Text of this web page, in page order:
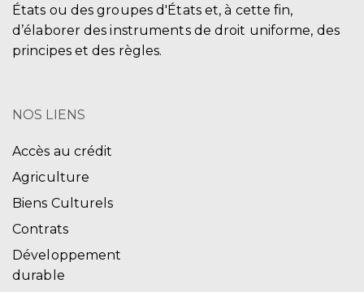
États ou des groupes d'États et, à cette fin,
d’élaborer des instruments de droit uniforme, des
principes et des règles.
NOS LIENS
Accès au crédit
Agriculture
Biens Culturels
Contrats
Développement
durable